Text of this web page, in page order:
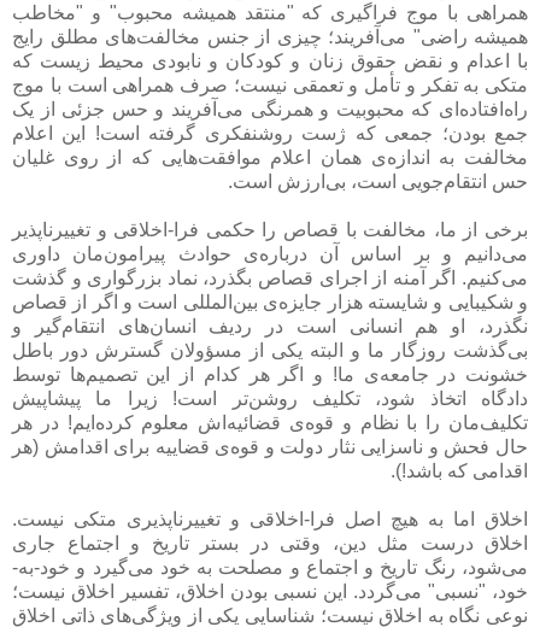
همراهی با موج فراگیری که "منتقد همیشه محبوب" و "مخاطب
همیشه راضی" می‌آفریند؛ چیزی از جنس مخالفت‌های مطلق رایج
با اعدام و نقض حقوق زنان و کودکان و نابودی محیط زیست که
متکی به تفکر و تأمل و تعمقی نیست؛ صرف همراهی است با موج
راه‌افتاده‌ای که محبوبیت و همرنگی می‌آفریند و حس جزئی از یک
جمع بودن؛ جمعی که ژست روشنفکری گرفته است! این اعلام
مخالفت به اندازه‌ی همان اعلام موافقت‌هایی که از روی غلیان
حس انتقام‌جویی است، بی‌ارزش است.
برخی از ما، مخالفت با قصاص را حکمی فرا-اخلاقی و تغییرناپذیر
می‌دانیم و بر اساس آن درباره‌ی حوادث پیرامون‌مان داوری
می‌کنیم. اگر آمنه از اجرای قصاص بگذرد، نماد بزرگواری و گذشت
و شکیبایی و شایسته هزار جایزه‌ی بین‌المللی است و اگر از قصاص
نگذرد، او هم انسانی است در ردیف انسان‌های انتقام‌گیر و
بی‌گذشت روزگار ما و البته یکی از مسؤولان گسترش دور باطل
خشونت در جامعه‌ی ما! و اگر هر کدام از این تصمیم‌ها توسط
دادگاه اتخاذ شود، تکلیف روشن‌تر است! زیرا ما پیشاپیش
تکلیف‌مان را با نظام و قوه‌ی قضائیه‌اش معلوم کرده‌ایم! در هر
حال فحش و ناسزایی نثار دولت و قوه‌ی قضاییه برای اقدامش (هر
اقدامی که باشد!).
اخلاق اما به هیچ اصل فرا-اخلاقی و تغییرناپذیری متکی نیست.
اخلاق درست مثل دین، وقتی در بستر تاریخ و اجتماع جاری
می‌شود، رنگ تاریخ و اجتماع و مصلحت به خود می‌گیرد و خود-به-
خود، "نسبی" می‌گردد. این نسبی بودن اخلاق، تفسیر اخلاق نیست؛
نوعی نگاه به اخلاق نیست؛ شناسایی یکی از ویژگی‌های ذاتی اخلاق